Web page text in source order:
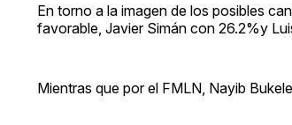
En torno a la imagen de los posibles
favorable, Javier Simán con 26.2%y
Mientras que por el FMLN, Nayib